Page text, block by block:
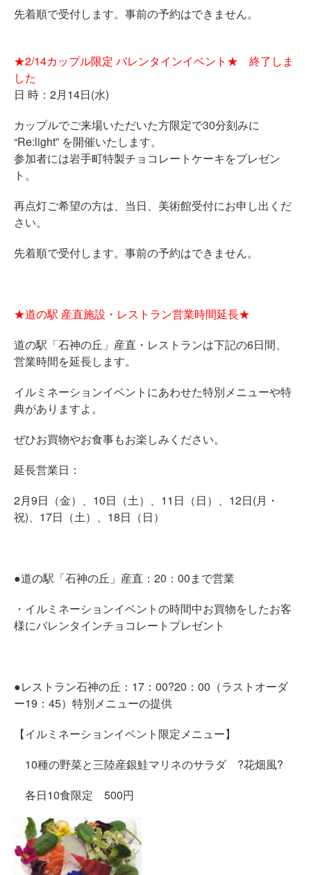
先着順で受付します。事前の予約はできません。
★2/14カップル限定 バレンタインイベント★ 終了しま
した
日 時：2月14日(水)
カップルでご来場いただいた方限定で30分刻みに
“Re:light” を開催いたします。
参加者には岩手町特製チョコレートケーキをプレゼン
ト。
再点灯ご希望の方は、当日、美術館受付にお申し出くだ
さい。
先着順で受付します。事前の予約はできません。
★道の駅 産直施設・レストラン営業時間延長★
道の駅「石神の丘」産直・レストランは下記の6日間、
営業時間を延長します。
イルミネーションイベントにあわせた特別メニューや特
典がありますよ。
ぜひお買物やお食事もお楽しみください。
延長営業日：
2月9日（金）、10日（土）、11日（日）、12日(月・
祝)、17日（土）、18日（日）
●道の駅「石神の丘」産直：20：00まで営業
・イルミネーションイベントの時間中お買物をしたお客
様にバレンタインチョコレートプレゼント
●レストラン石神の丘：17：00?20：00（ラストオーダ
ー19：45）特別メニューの提供
【イルミネーションイベント限定メニュー】
10種の野菜と三陸産銀鮭マリネのサラダ ?花畑風?
各日10食限定 500円